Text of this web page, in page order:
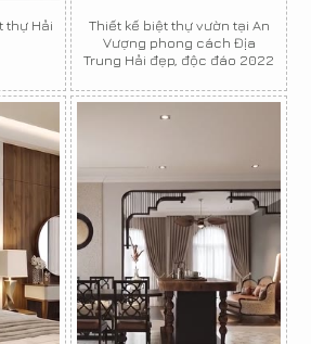
thự Hải
Thiết kế biệt thự vườn tại An
Vượng phong cách Địa
Trung Hải đẹp, độc đáo 2022